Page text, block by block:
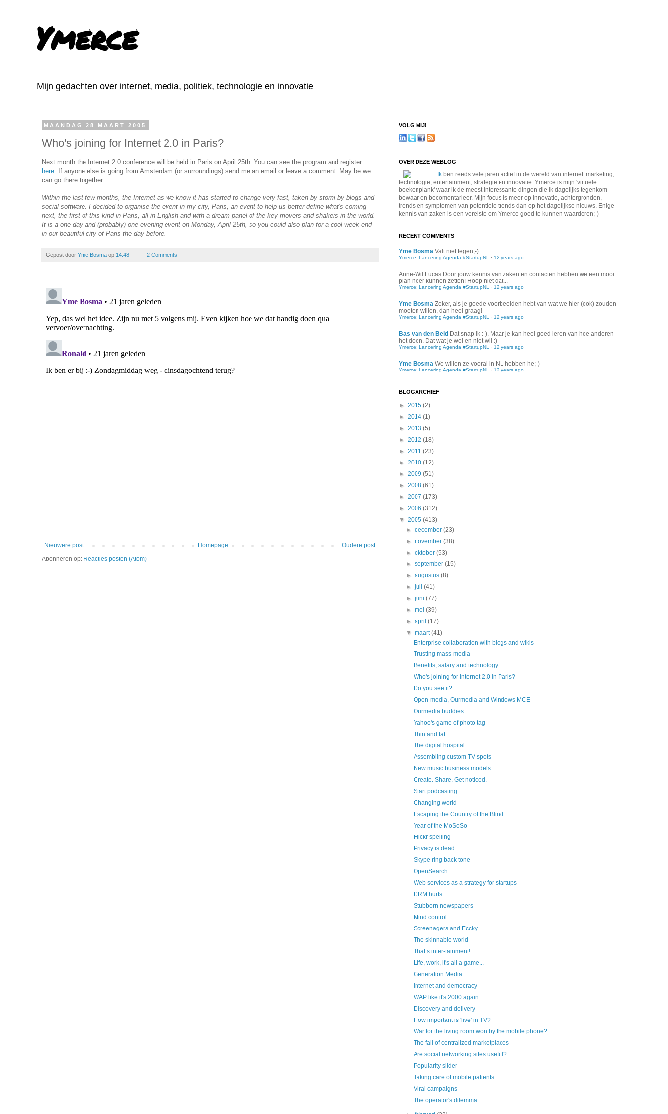
Ymerce
Mijn gedachten over internet, media, politiek, technologie en innovatie
MAANDAG 28 MAART 2005
Who's joining for Internet 2.0 in Paris?
Next month the Internet 2.0 conference will be held in Paris on April 25th. You can see the program and register
here . If anyone else is going from Amsterdam (or surroundings) send me an email or leave a comment. May be we
can go there together.
Within the last few months, the Internet as we know it has started to change very fast, taken by storm by blogs and
social software. I decided to organise the event in my city, Paris, an event to help us better define what's coming
next, the first of this kind in Paris, all in English and with a dream panel of the key movers and shakers in the world.
It is a one day and (probably) one evening event on Monday, April 25th, so you could also plan for a cool week-end
in our beautiful city of Paris the day before.
Gepost door Yme Bosma op 14:48 2 Comments
Nieuwere post Oudere post
Homepage
Abonneren op: Reacties posten (Atom)
VOLG MIJ!
OVER DEZE WEBLOG
Ik ben reeds vele jaren actief in de wereld van internet, marketing,
technologie, entertainment, strategie en innovatie. Ymerce is mijn 'virtuele
boekenplank' waar ik de meest interessante dingen die ik dagelijks tegenkom
bewaar en becomentarieer. Mijn focus is meer op innovatie, achtergronden,
trends en symptomen van potentiele trends dan op het dagelijkse nieuws. Enige
kennis van zaken is een vereiste om Ymerce goed te kunnen waarderen;-)
RECENT COMMENTS
Yme Bosma Valt niet tegen;-)
Ymerce: Lancering Agenda #StartupNL · 12 years ago
Anne-Wil Lucas Door jouw kennis van zaken en contacten hebben we een mooi
plan neer kunnen zetten! Hoop niet dat...
Ymerce: Lancering Agenda #StartupNL · 12 years ago
Yme Bosma Zeker, als je goede voorbeelden hebt van wat we hier (ook) zouden
moeten willen, dan heel graag!
Ymerce: Lancering Agenda #StartupNL · 12 years ago
Bas van den Beld Dat snap ik :-). Maar je kan heel goed leren van hoe anderen
het doen. Dat wat je wel en niet wil :)
Ymerce: Lancering Agenda #StartupNL · 12 years ago
Yme Bosma We willen ze vooral in NL hebben he;-)
Ymerce: Lancering Agenda #StartupNL · 12 years ago
BLOGARCHIEF
► 2015 (2)
► 2014 (1)
► 2013 (5)
► 2012 (18)
► 2011 (23)
► 2010 (12)
► 2009 (51)
► 2008 (61)
► 2007 (173)
► 2006 (312)
▼ 2005 (413)
►december(23)
►november(38)
►oktober(53)
►september(15)
►augustus(8)
►juli(41)
►juni(77)
►mei(39)
►april(17)
▼maart(41)
Enterprise collaboration with blogs and wikis
Trusting mass-media
Benefits, salary and technology
Who's joining for Internet 2.0 in Paris?
Do you see it?
Open-media, Ourmedia and Windows MCE
Ourmedia buddies
Yahoo's game of photo tag
Thin and fat
The digital hospital
Assembling custom TV spots
New music business models
Create. Share. Get noticed.
Start podcasting
Changing world
Escaping the Country of the Blind
Year of the MoSoSo
Flickr spelling
Privacy is dead
Skype ring back tone
OpenSearch
Web services as a strategy for startups
DRM hurts
Stubborn newspapers
Mind control
Screenagers and Eccky
The skinnable world
That’s inter-tainment!
Life, work, it's all a game...
Generation Media
Internet and democracy
WAP like it's 2000 again
Discovery and delivery
How important is 'live' in TV?
War for the living room won by the mobile phone?
The fall of centralized marketplaces
Are social networking sites useful?
Popularity slider
Taking care of mobile patients
Viral campaigns
The operator's dilemma